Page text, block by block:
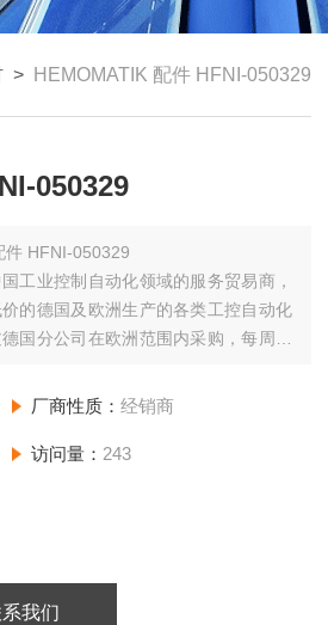
> HEMOMATIK 配件 HFNI-050329
050329
件 HFNI-050329
工业控制自动化领域的服务贸易商，
的德国及欧洲生产的各类工控自动化
国分公司在欧洲范围内采购，每周日
。
厂商性质： 经销商
访问量： 243
我们